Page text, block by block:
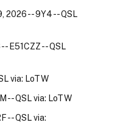
2026 -- 9Y4 -- QSL
E51CZZ -- QSL
via: LoTW
-- QSL via: LoTW
-- QSL via: